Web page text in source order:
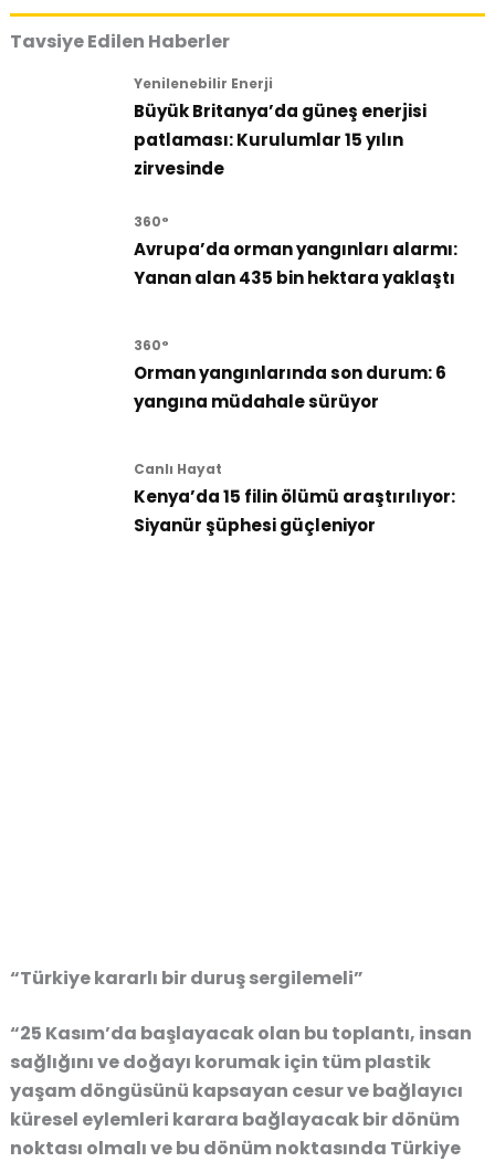
Tavsiye Edilen Haberler
Yenilenebilir Enerji
Büyük Britanya’da güneş enerjisi
patlaması: Kurulumlar 15 yılın
zirvesinde
360°
Avrupa’da orman yangınları alarmı:
Yanan alan 435 bin hektara yaklaştı
360°
Orman yangınlarında son durum: 6
yangına müdahale sürüyor
Canlı Hayat
Kenya’da 15 filin ölümü araştırılıyor:
Siyanür şüphesi güçleniyor
“Türkiye kararlı bir duruş sergilemeli”
“25 Kasım’da başlayacak olan bu toplantı, insan
sağlığını ve doğayı korumak için tüm plastik
yaşam döngüsünü kapsayan cesur ve bağlayıcı
küresel eylemleri karara bağlayacak bir dönüm
noktası olmalı ve bu dönüm noktasında Türkiye